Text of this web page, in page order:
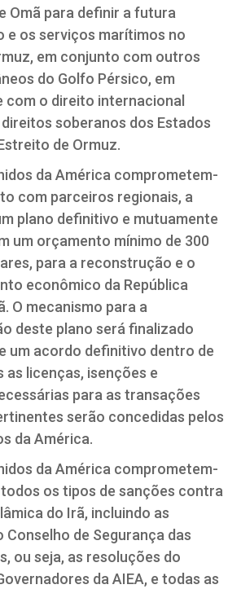
Omã para definir a futura
e os serviços marítimos no
em conjunto com outros
do Golfo Pérsico, em
com o direito internacional
soberanos dos Estados
de Ormuz.
da América comprometem-
com parceiros regionais, a
plano definitivo e mutuamente
um orçamento mínimo de 300
para a reconstrução e o
econômico da República
O mecanismo para a
deste plano será finalizado
um acordo definitivo dentro de
as licenças, isenções e
para as transações
serão concedidas pelos
da América.
da América comprometem-
os tipos de sanções contra
do Irã, incluindo as
Conselho de Segurança das
ou seja, as resoluções do
da AIEA, e todas as